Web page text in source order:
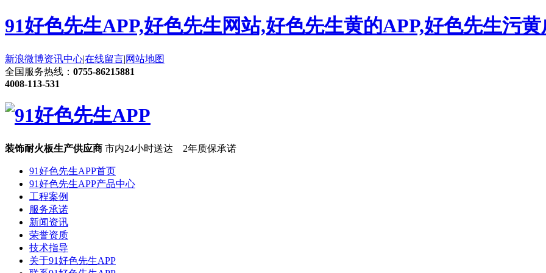
91好色先生APP,好色先生网站,好色先生黄的APP,好色先生污
新浪微博资讯中心|在线留言|网站地图
全国服务热线： 0755-86215881
4008-113-531
装饰耐火板生产供应商 市内24小时送达 2年质保承诺
91好色先生APP首页
91好色先生APP产品中心
工程案例
服务承诺
新闻资讯
荣誉资质
技术指导
关于91好色先生APP